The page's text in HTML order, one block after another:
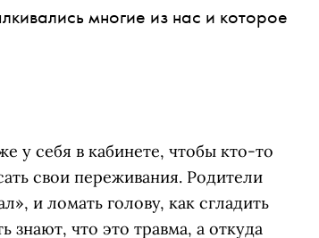
многие из нас и которое
у себя в кабинете, чтобы кто-то
свои переживания. Родители
и ломать голову, как сгладить
знают, что это травма, а откуда